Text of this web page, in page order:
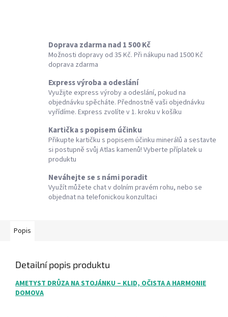
Doprava zdarma nad 1 500 Kč
Možnosti dopravy od 35 Kč. Při nákupu nad 1500 Kč
doprava zdarma
Express výroba a odeslání
Využijte express výroby a odeslání, pokud na
objednávku spěcháte. Přednostně vaši objednávku
vyřídíme. Express zvolíte v 1. kroku v košíku
Kartička s popisem účinku
Přikupte kartičku s popisem účinku minerálů a sestavte
si postupně svůj Atlas kamenů! Vyberte příplatek u
produktu
Neváhejte se s námi poradit
Využít můžete chat v dolním pravém rohu, nebo se
objednat na telefonickou konzultaci
Popis
Detailní popis produktu
AMETYST DRŮZA NA STOJÁNKU – KLID, OČISTA A HARMONIE
DOMOVA